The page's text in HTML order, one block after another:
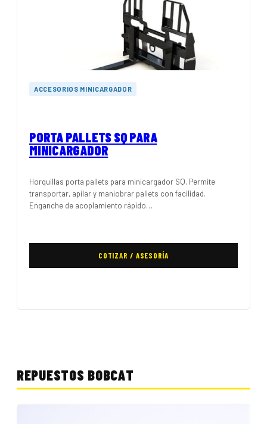
ACCESORIOS MINICARGADOR
PORTA PALLETS SQ PARA
MINICARGADOR
Horquillas porta pallets para minicargador SQ. Permite
transportar, apilar y maniobrar pallets con facilidad.
Enganche de acoplamiento rápido…
COTIZAR / ASESORÍA
REPUESTOS BOBCAT